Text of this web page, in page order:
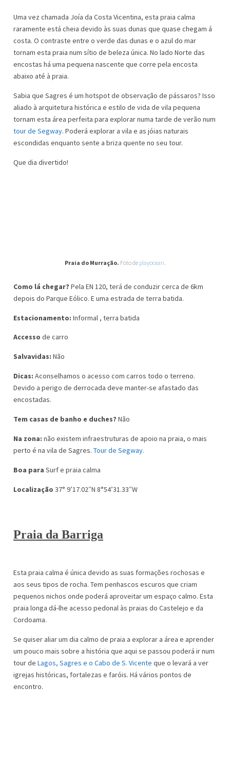
Uma vez chamada Joía da Costa Vicentina, esta praia calma
raramente está cheia devido às suas dunas que quase chegam á
costa. O contraste entre o verde das dunas e o azul do mar
tornam esta praia num sítio de beleza única. No lado Norte das
encostas há uma pequena nascente que corre pela encosta
abaixo até à praia.
Sabia que Sagres é um hotspot de observação de pássaros? Isso
aliado à arquitetura histórica e estilo de vida de vila pequena
tornam esta área perfeita para explorar numa tarde de verão num
tour de Segway. Poderá explorar a vila e as jóias naturais
escondidas enquanto sente a briza quente no seu tour.
Que dia divertido!
Praia do Murração. Foto de playocean
Como lá chegar? Pela EN 120, terá de conduzir cerca de 6km
depois do Parque Eólico. E uma estrada de terra batida.
Estacionamento: Informal , terra batida
Accesso de carro
Salvavidas: Não
Dicas: Aconselhamos o acesso com carros todo o terreno.
Devido a perigo de derrocada deve manter-se afastado das
encostadas.
Tem casas de banho e duches? Não
Na zona: não existem infraestruturas de apoio na praia, o mais
perto é na vila de Sagres. Tour de Segway.
Boa para Surf e praia calma
Localização 37° 9’17.02″N 8°54’31.33″W
Praia da Barriga
Esta praia calma é única devido as suas formações rochosas e
aos seus tipos de rocha. Tem penhascos escuros que criam
pequenos nichos onde poderá aproveitar um espaço calmo. Esta
praia longa dá-lhe acesso pedonal às praias do Castelejo e da
Cordoama.
Se quiser aliar um dia calmo de praia a explorar a área e aprender
um pouco mais sobre a história que aqui se passou poderá ir num
tour de Lagos, Sagres e o Cabo de S. Vicente que o levará a ver
igrejas históricas, fortalezas e faróis. Há vários pontos de
encontro.